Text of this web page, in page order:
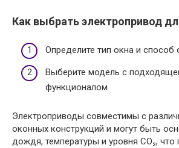
Как выбрать электропривод
Определите тип окна и способ
Выберите модель с
функционалом
Электроприводы совместимы с
оконных конструкций и могут быть
дождя, температуры и уровня CO₂, что